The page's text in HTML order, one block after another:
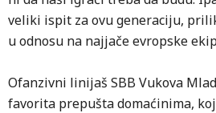
veliki ispit za ovu generaciju,
u odnosu na najjače evropske
Ofanzivni linijaš SBB Vukova
favorita prepušta domaćinima,